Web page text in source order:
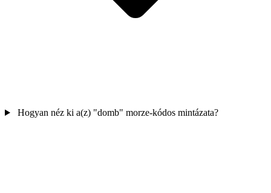
Hogyan néz ki a(z) "domb" morze-kódos mintázata?